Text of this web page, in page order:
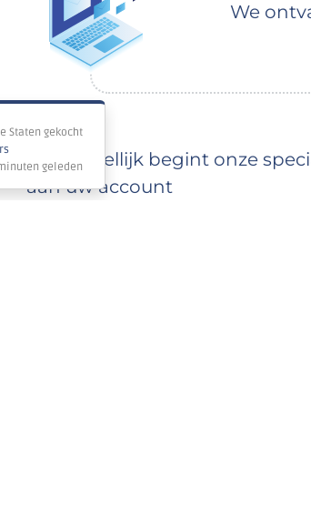
We
Onmiddellijk begint onze
aan uw account